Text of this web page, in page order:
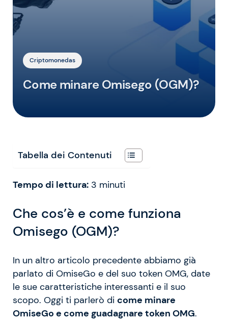
Criptomonedas
Come minare Omisego (OGM)?
Tabella dei Contenuti
Tempo di lettura: 3 minuti
Che cos’è e come funziona
Omisego (OGM)?
In un altro articolo precedente abbiamo già
parlato di OmiseGo e del suo token OMG, date
le sue caratteristiche interessanti e il suo
scopo. Oggi ti parlerò di come minare
OmiseGo e come guadagnare token OMG.